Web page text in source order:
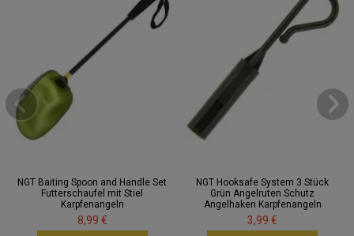
NGT Baiting Spoon and Handle Set
Futterschaufel mit Stiel
Karpfenangeln
8,99 €
NGT Hooksafe System 3 Stück
Grün Angelruten Schutz
Angelhaken Karpfenangeln
3,99 €